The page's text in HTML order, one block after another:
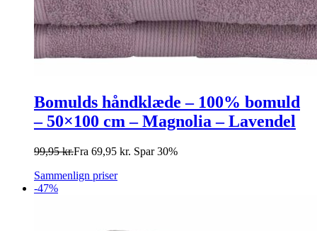
Bomulds håndklæde – 100% bomuld
– 50×100 cm – Magnolia – Lavendel
99,95kr.Fra 69,95 kr. Spar 30%
Sammenlign priser
-47%